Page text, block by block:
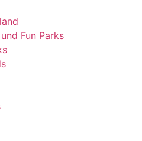
Fun Parks